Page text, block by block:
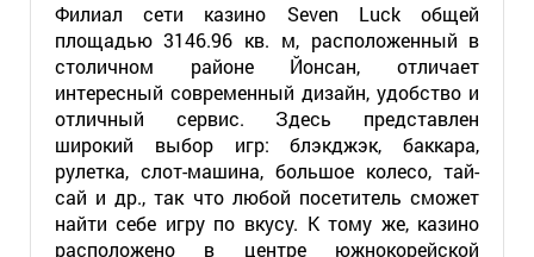
Филиал сети казино Seven Luck общей
площадью 3146.96 кв. м, расположенный в
столичном районе Йонсан, отличает
интересный современный дизайн, удобство и
отличный сервис. Здесь представлен
широкий выбор игр: блэкджэк, баккара,
рулетка, слот-машина, большое колесо, тай-
сай и др., так что любой посетитель сможет
найти себе игру по вкусу. К тому же, казино
расположено в центре южнокорейской